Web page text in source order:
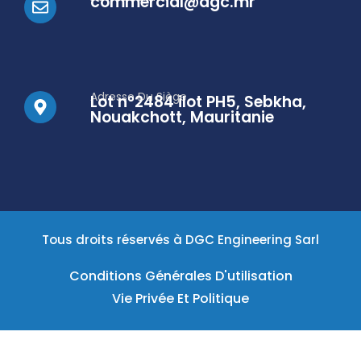
Adresse Du Siège
Lot n°2484 ilot PH5, Sebkha,
Nouakchott, Mauritanie
Tous droits réservés à DGC Engineering Sarl
Conditions Générales D'utilisation
Vie Privée Et Politique